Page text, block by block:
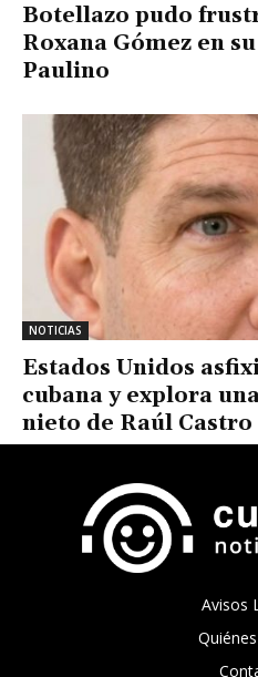
Botellazo pudo
Roxana Gómez en
Paulino
NOTICIAS
Estados Unidos
cubana y explora
nieto de Raúl Castro
Avisos